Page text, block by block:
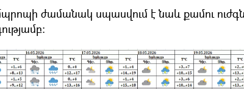
ժամանակ սպասվում է նաև քամու